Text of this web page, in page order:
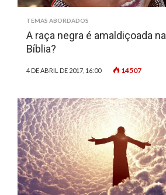
TEMAS ABORDADOS
A raça negra é amaldiçoada na
Bíblia?
4 DE ABRIL DE 2017, 16:00 14507